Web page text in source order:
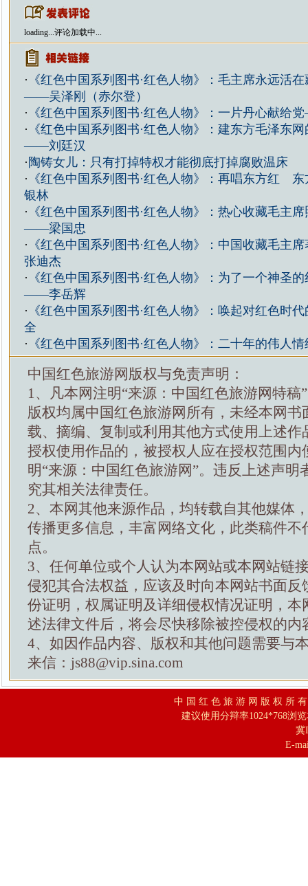
loading...评论加载中...
· 《红色中国系列图书·红色人物》：毛主席永远活
——吴泽刚（赤尔登）
· 《红色中国系列图书·红色人物》：一片丹心献给
· 《红色中国系列图书·红色人物》：建东方毛泽东
——刘廷汉
· 陶铸女儿：只有打掉特权才能彻底打掉腐败温床
· 《红色中国系列图书·红色人物》：再唱东方红
银林
· 《红色中国系列图书·红色人物》：热心收藏毛主
——梁国忠
· 《红色中国系列图书·红色人物》：中国收藏毛主
张迪杰
· 《红色中国系列图书·红色人物》：为了一个神圣
——李岳辉
· 《红色中国系列图书·红色人物》：唤起对红色时
全
· 《红色中国系列图书·红色人物》：二十年的伟人
中国红色旅游网版权与免责声明：
1、凡本网注明“来源：中国红色旅游网特稿
版权均属中国红色旅游网所有，未经本网书
载、摘编、复制或利用其他方式使用上述作
授权使用作品的，被授权人应在授权范围内
明“来源：中国红色旅游网”。违反上述声明
究其相关法律责任。
2、本网其他来源作品，均转载自其他媒体
传播更多信息，丰富网络文化，此类稿件不
点。
3、任何单位或个人认为本网站或本网站链
侵犯其合法权益，应该及时向本网站书面反
份证明，权属证明及详细侵权情况证明，本
述法律文件后，将会尽快移除被控侵权的内
4、如因作品内容、版权和其他问题需要与
来信：js88@vip.sina.com
中 国 红 色 旅 游 网 版 权 所
建议使用分辩率1024*768浏
冀
E-